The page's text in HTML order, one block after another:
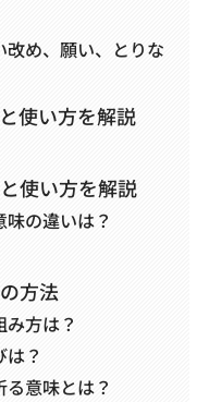
め、願い、とりな
使い方を解説
使い方を解説
の違いは？
方法
方は？
？
意味とは？